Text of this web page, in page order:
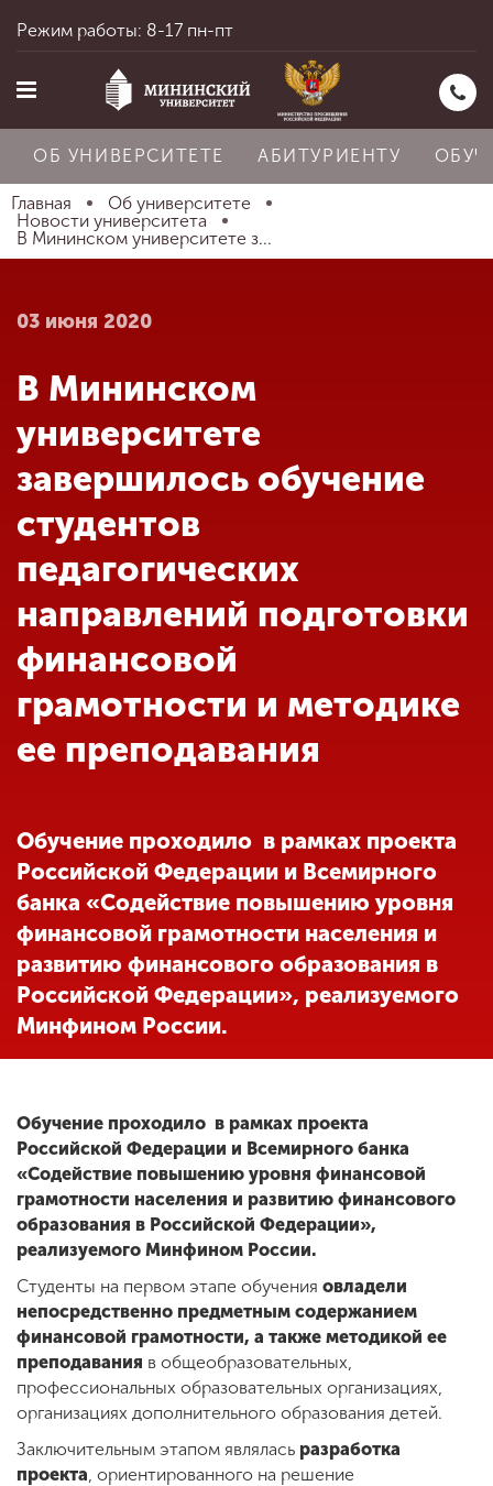
Главная
Абитуриенту
Обучение
Наука
Международная
деятельность
Другие виды
деятельности
Студенческая жизнь
Сведения об
образовательной
организации
ENG SPN CHI
Приемная
комиссия
+7 (831) 262-26-20
Режим работы: 8-17 пн-пт
ОБ УНИВЕРСИТЕТЕ АБИТУРИЕНТУ
Главная
Об университете
Новости университета
В Мининском университете з...
03 июня 2020
В Мининском
университете
завершилось обучение
студентов
педагогических
направлений подготовки
финансовой
грамотности и методике
ее преподавания
Обучение проходило в рамках проекта
Российской Федерации и Всемирного
банка «Содействие повышению уровня
финансовой грамотности населения и
развитию финансового образования в
Российской Федерации», реализуемого
Минфином России.
Обучение проходило в рамках проекта
Российской Федерации и Всемирного банка
«Содействие повышению уровня финансовой
грамотности населения и развитию финансового
образования в Российской Федерации»,
реализуемого Минфином России.
Студенты на первом этапе обучения овладели
непосредственно предметным содержанием
финансовой грамотности, а также методикой ее
преподавания в общеобразовательных,
профессиональных образовательных организациях,
организациях дополнительного образования детей.
Заключительным этапом являлась разработка
проекта, ориентированного на решение